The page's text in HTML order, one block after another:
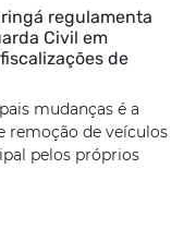
regulamenta
Civil em
de
mudanças é a
remoção de veículos
pelos próprios